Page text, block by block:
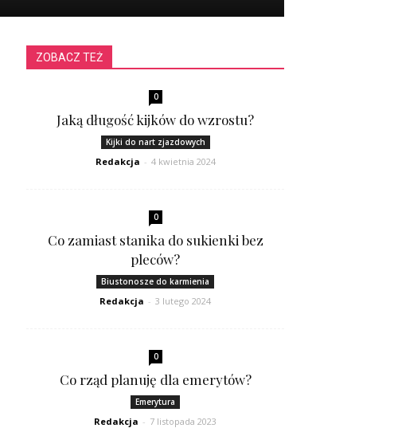
ZOBACZ TEŻ
0
Jaką długość kijków do wzrostu?
Kijki do nart zjazdowych
Redakcja - 4 kwietnia 2024
0
Co zamiast stanika do sukienki bez
pleców?
Biustonosze do karmienia
Redakcja - 3 lutego 2024
0
Co rząd planuję dla emerytów?
Emerytura
Redakcja - 7 listopada 2023